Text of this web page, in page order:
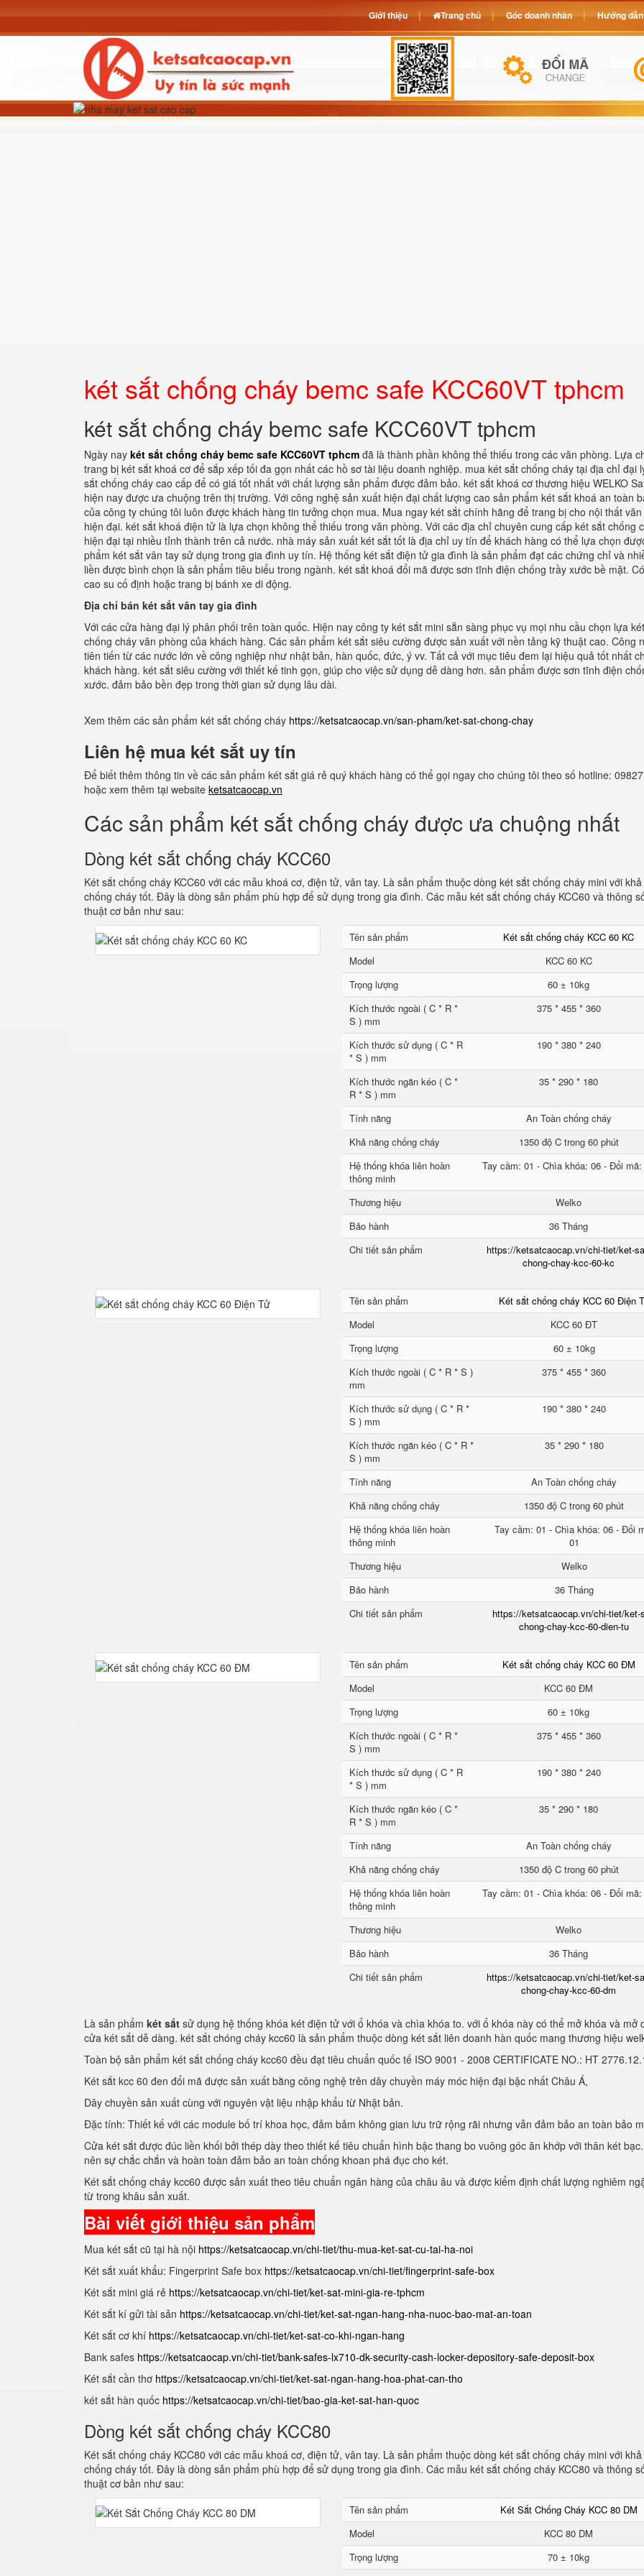
két sắt chống cháy bemc safe KCC60VT tphcm
két sắt chống cháy bemc safe KCC60VT tphcm
Ngày nay két sắt chống cháy bemc safe KCC60VT tphcm đã là thành phần không thể thiếu trong các văn phòng. Lựa
trang bị két sắt khoá cơ để sắp xếp tối đa gọn nhất các hồ sơ tài liệu doanh nghiệp. mua két sắt chống cháy tại địa chỉ đại
sắt chống cháy cao cấp để có giá tốt nhất với chất lượng sản phẩm được đảm bảo. két sắt khoá cơ thương hiệu WELKO
hiện nay được ưa chuộng trên thị trường. Với công nghệ sản xuất hiện đại chất lượng cao sản phẩm két sắt khoá an toàn
của công ty chúng tôi luôn được khách hàng tin tưởng chọn mua. Mua ngay két sắt chính hãng để trang bị cho nội thất
hiện đại. két sắt khoá điện tử là lựa chọn không thể thiếu trong văn phòng. Với các địa chỉ chuyên cung cấp két sắt chống
hiện đại tại nhiều tỉnh thành trên cả nước. nhà máy sản xuất két sắt tốt là địa chỉ uy tín để khách hàng có thể lựa chọn
phẩm két sắt vân tay sử dụng trong gia đình uy tín. Hệ thống két sắt điện tử gia đình là sản phẩm đạt các chứng chỉ và
liền được bình chọn là sản phẩm tiêu biểu trong ngành. két sắt khoá đổi mã được sơn tĩnh điện chống trầy xước bề mặt.
cao su cố định hoặc trang bị bánh xe di động.
Địa chỉ bán két sắt vân tay gia đình
Với các cửa hàng đại lý phân phối trên toàn quốc. Hiện nay công ty két sắt mini sẵn sàng phục vụ mọi nhu cầu chọn lựa
chống cháy văn phòng của khách hàng. Các sản phẩm két sắt siêu cường được sản xuất với nền tảng kỹ thuật cao. Công
tiên tiến từ các nước lớn về công nghiệp như nhật bản, hàn quốc, đức, ý vv. Tất cả với mục tiêu đem lại hiệu quả tốt nhất
khách hàng. két sắt siêu cường với thiết kế tinh gọn, giúp cho việc sử dụng dễ dàng hơn. sản phẩm được sơn tĩnh điện
xước. đảm bảo bền đẹp trong thời gian sử dụng lâu dài.
Xem thêm các sản phẩm két sắt chống cháy https://ketsatcaocap.vn/san-pham/ket-sat-chong-chay
Liên hệ mua két sắt uy tín
Để biết thêm thông tin về các sản phẩm két sắt giá rẻ quý khách hàng có thể gọi ngay cho chúng tôi theo số hotline:
hoặc xem thêm tại website ketsatcaocap.vn
Các sản phẩm két sắt chống cháy được ưa chuộng nhất
Dòng két sắt chống cháy KCC60
Két sắt chống cháy KCC60 với các mẫu khoá cơ, điện tử, vân tay. Là sản phẩm thuộc dòng két sắt chống cháy mini với
chống cháy tốt. Đây là dòng sản phẩm phù hợp để sử dụng trong gia đình. Các mẫu két sắt chống cháy KCC60 và thông
thuật cơ bản như sau:
Tên sản phẩm
Két sắt chống cháy KCC 60 KC
Model
KCC 60 KC
Trọng lượng
60 ± 10kg
Kích thước ngoài ( C * R *
S ) mm
375 * 455 * 360
Kích thước sử dụng ( C * R
* S ) mm
190 * 380 * 240
Kích thước ngăn kéo ( C *
R * S ) mm
35 * 290 * 180
Tính năng
An Toàn chống cháy
Khả năng chống cháy
1350 độ C trong 60 phút
Hệ thống khóa liên hoàn
thông minh
Tay cầm: 01 - Chìa khóa: 06 - Đổi mã:
Thương hiệu
Welko
Bảo hành
36 Tháng
Chi tiết sản phẩm
https://ketsatcaocap.vn/chi-tiet/ket-
chong-chay-kcc-60-kc
Tên sản phẩm
Két sắt chống cháy KCC 60 Điện
Model
KCC 60 ĐT
Trọng lượng
60 ± 10kg
Kích thước ngoài ( C * R * S )
mm
375 * 455 * 360
Kích thước sử dụng ( C * R *
S ) mm
190 * 380 * 240
Kích thước ngăn kéo ( C * R *
S ) mm
35 * 290 * 180
Tính năng
An Toàn chống cháy
Khả năng chống cháy
1350 độ C trong 60 phút
Hệ thống khóa liên hoàn
thông minh
Tay cầm: 01 - Chìa khóa: 06 - Đổi
01
Thương hiệu
Welko
Bảo hành
36 Tháng
Chi tiết sản phẩm
https://ketsatcaocap.vn/chi-tiet/ket-
chong-chay-kcc-60-dien-tu
Tên sản phẩm
Két sắt chống cháy KCC 60 ĐM
Model
KCC 60 ĐM
Trọng lượng
60 ± 10kg
Kích thước ngoài ( C * R *
S ) mm
375 * 455 * 360
Kích thước sử dụng ( C * R
* S ) mm
190 * 380 * 240
Kích thước ngăn kéo ( C *
R * S ) mm
35 * 290 * 180
Tính năng
An Toàn chống cháy
Khả năng chống cháy
1350 độ C trong 60 phút
Hệ thống khóa liên hoàn
thông minh
Tay cầm: 01 - Chìa khóa: 06 - Đổi mã:
Thương hiệu
Welko
Bảo hành
36 Tháng
Chi tiết sản phẩm
https://ketsatcaocap.vn/chi-tiet/ket-
chong-chay-kcc-60-dm
Là sản phẩm két sắt sử dụng hệ thống khóa két điện tử với ổ khóa và chìa khóa to. với ổ khóa này có thể mở khóa và mở
cửa két sắt dễ dàng. két sắt chóng cháy kcc60 là sản phẩm thuộc dòng két sắt liên doanh hàn quốc mang thương hiệu
Toàn bộ sản phẩm két sắt chống cháy kcc60 đều đạt tiêu chuẩn quốc tế ISO 9001 - 2008 CERTIFICATE NO.: HT
Két sắt kcc 60 đen đổi mã được sản xuất bằng công nghệ trên dây chuyền máy móc hiện đại bậc nhất Châu Á,
Dây chuyền sản xuất cùng với nguyên vật liệu nhập khẩu từ Nhật bản.
Đặc tính: Thiết kế với các module bố trí khoa học, đảm bảm không gian lưu trữ rộng rãi nhưng vẫn đảm bảo an toàn bảo
Cửa két sắt được đúc liền khối bởi thép dày theo thiết kế tiêu chuẩn hình bậc thang bo vuông góc ăn khớp với thân két
nên sự chắc chắn và hoàn toàn đảm bảo an toàn chống khoan phá đục cho két.
Két sắt chống cháy kcc60 được sản xuất theo tiêu chuẩn ngân hàng của châu âu và được kiểm định chất lượng nghiêm
từ trong khâu sản xuất.
Bài viết giới thiệu sản phẩm
Mua két sắt cũ tại hà nội https://ketsatcaocap.vn/chi-tiet/thu-mua-ket-sat-cu-tai-ha-noi
Két sắt xuất khẩu: Fingerprint Safe box https://ketsatcaocap.vn/chi-tiet/fingerprint-safe-box
Két sắt mini giá rẻ https://ketsatcaocap.vn/chi-tiet/ket-sat-mini-gia-re-tphcm
Két sắt kí gửi tài sản https://ketsatcaocap.vn/chi-tiet/ket-sat-ngan-hang-nha-nuoc-bao-mat-an-toan
Két sắt cơ khí https://ketsatcaocap.vn/chi-tiet/ket-sat-co-khi-ngan-hang
Bank safes https://ketsatcaocap.vn/chi-tiet/bank-safes-lx710-dk-security-cash-locker-depository-safe-deposit-box
Két sắt cần thơ https://ketsatcaocap.vn/chi-tiet/ket-sat-ngan-hang-hoa-phat-can-tho
két sắt hàn quốc https://ketsatcaocap.vn/chi-tiet/bao-gia-ket-sat-han-quoc
Dòng két sắt chống cháy KCC80
Két sắt chống cháy KCC80 với các mẫu khoá cơ, điện tử, vân tay. Là sản phẩm thuộc dòng két sắt chống cháy mini với
chống cháy tốt. Đây là dòng sản phẩm phù hợp để sử dụng trong gia đình. Các mẫu két sắt chống cháy KCC80 và thông
thuật cơ bản như sau:
Tên sản phẩm
Két Sắt Chống Cháy KCC 80 DM
Model
KCC 80 DM
Trọng lượng
70 ± 10kg
Giới thiệu Trang chủ Góc doanh nhân Hướng